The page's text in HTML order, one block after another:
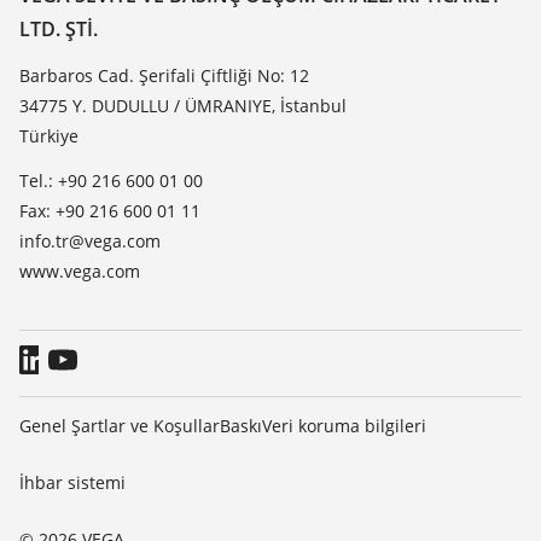
Dielektrisite listesi
TeamViewer
Haber makaleleri
Basin
Blog
LTD. ŞTI.
Barbaros Cad. Şerifali Çiftliği No: 12
34775 Y. DUDULLU / ÜMRANIYE, İstanbul
Türkiye
Tel.: +90 216 600 01 00
Fax: +90 216 600 01 11
info.tr@vega.com
www.vega.com
Genel Şartlar ve KoşullarBaskıVeri koruma bilgileri
İhbar sistemi